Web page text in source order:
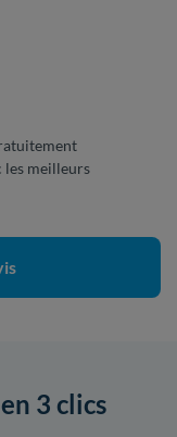
meilleurs
3 clics